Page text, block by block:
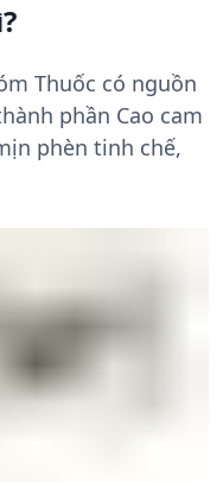
Thuốc có nguồn
phần Cao cam
phèn tinh chế,